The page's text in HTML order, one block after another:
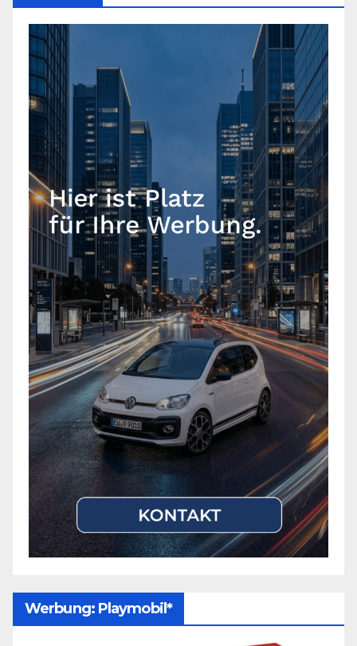
Werbung: Playmobil*